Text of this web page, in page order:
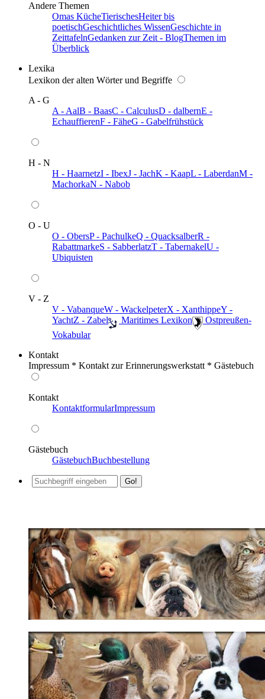
Andere Themen
Omas KücheTierischesHeiter bis
poetischGeschichtliches WissenGeschichte in
ZeittafelnGedanken zur Zeit - BlogThemen im
Überblick
Lexika
Lexikon der alten Wörter und Begriffe
A - G
A - AalB - BaasC - CalculusD - dalbernE -
EchauffierenF - FäheG - Gabelfrühstück
H - N
H - HaarnetzI - IbexJ - JachK - KaapL - LaberdanM -
MachorkaN - Nabob
O - U
O - ObersP - PachulkeQ - QuacksalberR -
RabattmarkeS - SabberlatzT - TabernakelU -
Ubiquisten
V - Z
V - VabanqueW - WackelpeterX - XanthippeY -
YachtZ - Zabel ️ Maritimes Lexikon
️ Ostpreußen-
Vokabular
Kontakt
Impressum * Kontakt zur Erinnerungswerkstatt * Gästebuch
Kontakt
KontaktformularImpressum
Gästebuch
GästebuchBuchbestellung